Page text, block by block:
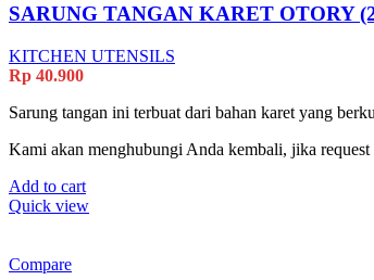
SARUNG TANGAN KARET OTORY
KITCHEN UTENSILS
Rp 40.900
Sarung tangan ini terbuat dari bahan karet yang
Kami akan menghubungi Anda kembali, jika request
Add to cart
Quick view
Compare